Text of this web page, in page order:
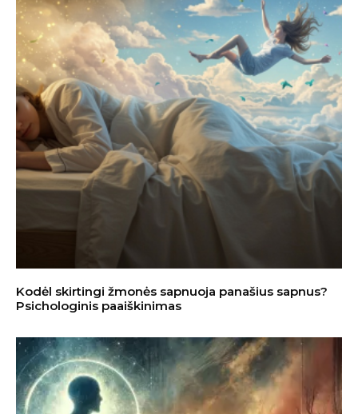
Kodėl skirtingi žmonės sapnuoja panašius sapnus?
Psichologinis paaiškinimas